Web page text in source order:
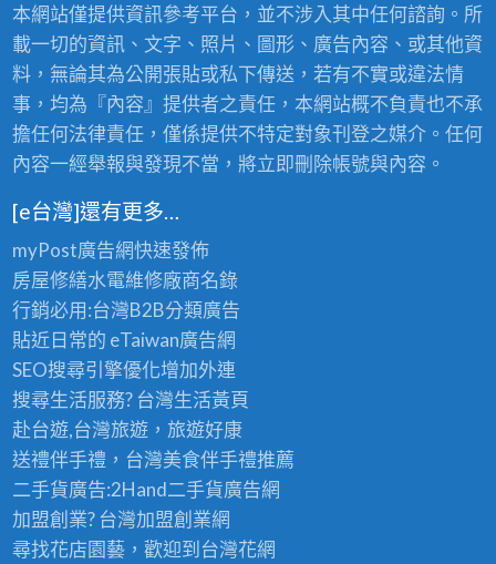
本網站僅提供資訊參考平台，並不涉入其中任何諮詢。所
載一切的資訊、文字、照片、圖形、廣告內容、或其他資
料，無論其為公開張貼或私下傳送，若有不實或違法情
事，均為『內容』提供者之責任，本網站概不負責也不承
擔任何法律責任，僅係提供不特定對象刊登之媒介。任何
內容一經舉報與發現不當，將立即刪除帳號與內容。
[e台灣]還有更多…
myPost廣告網快速發佈
房屋修繕水電維修廠商名錄
行銷必用:台灣B2B分類廣告
貼近日常的 eTaiwan廣告網
SEO搜尋引擎優化增加外連
搜尋生活服務? 台灣生活黃頁
赴台遊,台灣旅遊，旅遊好康
送禮伴手禮，台灣美食伴手禮推薦
二手貨廣告:2Hand二手貨廣告網
加盟創業? 台灣加盟創業網
尋找花店園藝，歡迎到 台灣花網